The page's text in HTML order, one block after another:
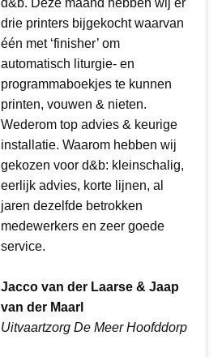
d&b. Deze maand hebben wij er
drie printers bijgekocht waarvan
één met ‘finisher’ om
automatisch liturgie- en
programmaboekjes te kunnen
printen, vouwen & nieten.
Wederom top advies & keurige
installatie. Waarom hebben wij
gekozen voor d&b: kleinschalig,
eerlijk advies, korte lijnen, al
jaren dezelfde betrokken
medewerkers en zeer goede
service.
Jacco van der Laarse & Jaap
van der Maarl
Uitvaartzorg De Meer Hoofddorp